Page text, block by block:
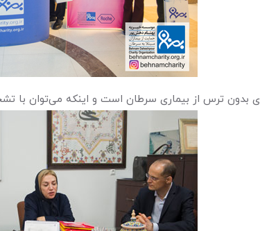
بدون ترس از بیماری سرطان است و اینکه می‌توان با